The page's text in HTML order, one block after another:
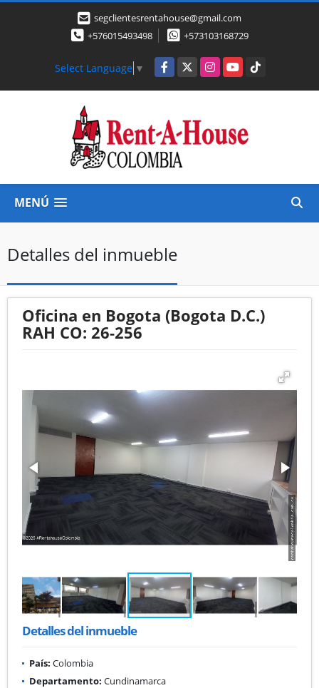
segclientesrentahouse@gmail.com
+576015493498
+573103168729
Select Language ▼ Facebook
X InstagramYouTubeTikTok
MENÚ
Detalles del inmueble
Oficina en Bogota (Bogota D.C.)
RAH CO: 26-256
Detalles del inmueble
País: Colombia
Departamento: Cundinamarca